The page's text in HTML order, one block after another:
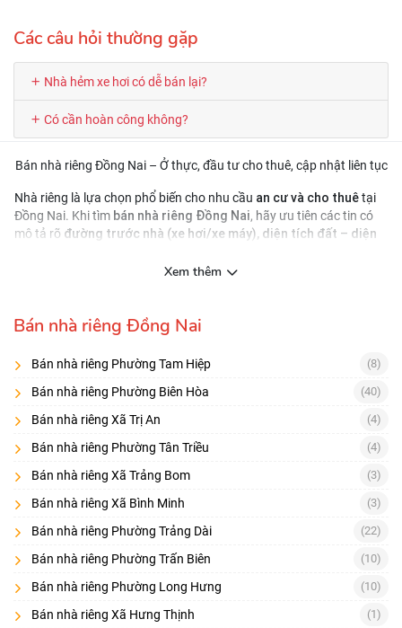
Các câu hỏi thường gặp
Nhà hẻm xe hơi có dễ bán lại?
Có cần hoàn công không?
Bán nhà riêng Đồng Nai – Ở thực, đầu tư cho thuê, cập nhật liên tục
Nhà riêng là lựa chọn phổ biến cho nhu cầu an cư và cho thuêtại
Đồng Nai. Khi tìm bán nhà riêng Đồng Nai, hãy ưu tiên các tin có
mô tả rõ đường trước nhà (xe hơi/xe máy), diện tích đất – diện
tin đúng ngay từ đầu giúp bạn giảm thời gian đi xem và tăng khả
khu dân cư ổn định, tiện ích gần, nhà ít sửa
Mua cho thuê:gần trục giao thông, khu có nhu cầu thuê cao
Mua nâng cấp:
nhà cũ giá tốt, pháp lý sạch, dễ cải tạo
Checklist 8 điểm trước khi đặt cọc
Chủ sở hữu/đồng sở hữu trên sổ
Diện tích thực tế – ranh mốc
Kết cấu: móng, tường, chống thấm, điện nước
Pháp lý xây dựng/hoàn công (nếu có)
Tình trạng thế chấp/giải chấp
Xem thêm
Bán nhà riêng Đồng Nai
Bán nhà riêng Phường Tam Hiệp (8)
Bán nhà riêng Phường Biên Hòa (40)
Bán nhà riêng Xã Trị An (4)
Bán nhà riêng Phường Tân Triều (4)
Bán nhà riêng Xã Trảng Bom (3)
Bán nhà riêng Xã Bình Minh (3)
Bán nhà riêng Phường Trảng Dài (22)
Bán nhà riêng Phường Trấn Biên (10)
Bán nhà riêng Phường Long Hưng (10)
Bán nhà riêng Xã Hưng Thịnh (1)